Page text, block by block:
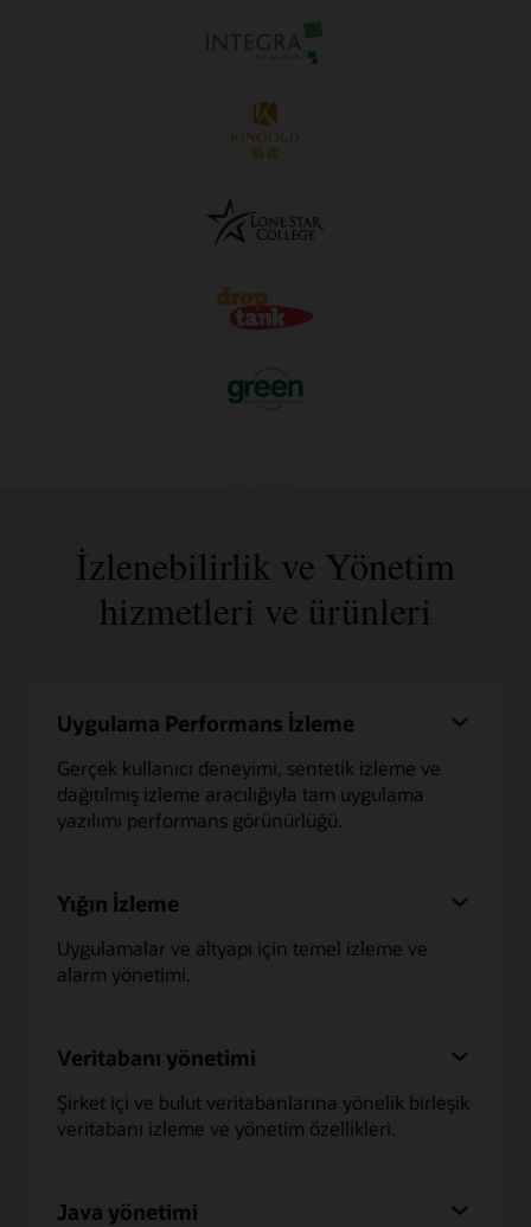
İzlenebilirlik ve Yönetim
hizmetleri ve ürünleri
Uygulama Performans İzleme
Gerçek kullanıcı deneyimi, sentetik izleme ve
dağıtılmış izleme aracılığıyla tam uygulama
yazılımı performans görünürlüğü.
Yığın İzleme
Uygulamalar ve altyapı için temel izleme ve
alarm yönetimi.
Veritabanı yönetimi
Şirket içi ve bulut veritabanlarına yönelik birleşik
veritabanı izleme ve yönetim özellikleri.
Java yönetimi